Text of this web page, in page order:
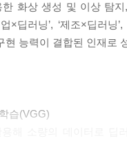
를 활용한 감정 분석
표현 비교(bank: 은행과
화상 생성 및 이상 탐
×딥러닝’, ‘제조×딥러
현 능력이 결합된 인재로
습(VGG)